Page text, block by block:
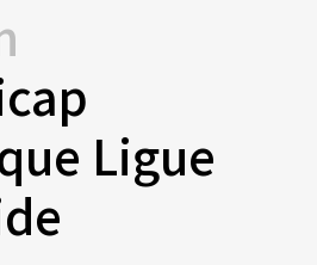
Ligue